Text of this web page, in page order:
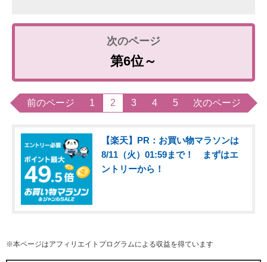
第6位～
前のページ 1 2 3 4 5 次のページ
【楽天】PR：お買い物マラソンは
8/11（火）01:59まで！ まずはエ
ントリーから！
※本ページはアフィリエイトプログラムによる収益を得ています